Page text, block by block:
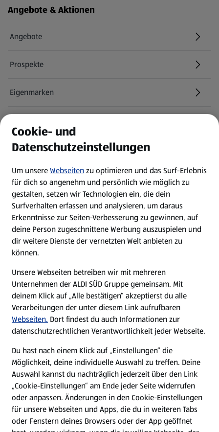
Fußzeilenmenü - weitere Links
Angebote & Aktionen
Angebote
Prospekte
Eigenmarken
Newsletter
WhatsApp
Über ALDI SÜD
Filialen
Nachhaltigkeit
Karriere
Presse
Hilfe & Kontakt
(öffnet in einem neuen Tab)
Unternehmen
Cookie- und
Datenschutzeinstellungen
Um unsereWebseitenzu optimieren und das Surf-Erlebnis
für dich so angenehm und persönlich wie möglich zu
gestalten, setzen wir Technologien ein, die dein
Surfverhalten erfassen und analysieren, um daraus
Erkenntnisse zur Seiten-Verbesserung zu gewinnen, auf
deine Person zugeschnittene Werbung auszuspielen und
dir weitere Dienste der vernetzten Welt anbieten zu
können.
Unsere Webseiten betreiben wir mit mehreren
Unternehmen der ALDI SÜD Gruppe gemeinsam. Mit
deinem Klick auf „Alle bestätigen“ akzeptierst du alle
Verarbeitungen der unter diesem Link aufrufbaren
Webseiten. Dort findest du auch Informationen zur
datenschutzrechtlichen Verantwortlichkeit jeder Webseite.
Du hast nach einem Klick auf „Einstellungen“ die
Möglichkeit, deine individuelle Auswahl zu treffen. Deine
Auswahl kannst du nachträglich jederzeit über den Link
„Cookie-Einstellungen“ am Ende jeder Seite widerrufen
oder anpassen. Änderungen in den Cookie-Einstellungen
für unsere Webseiten und Apps, die du in weiteren Tabs
oder Fenstern deines Browsers oder der App geöffnet